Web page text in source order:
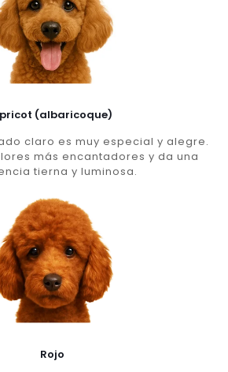
(albaricoque)
claro es muy especial y alegre.
más encantadores y da una
tierna y luminosa.
Rojo